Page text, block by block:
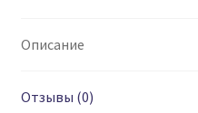
Описание
Отзывы (0)